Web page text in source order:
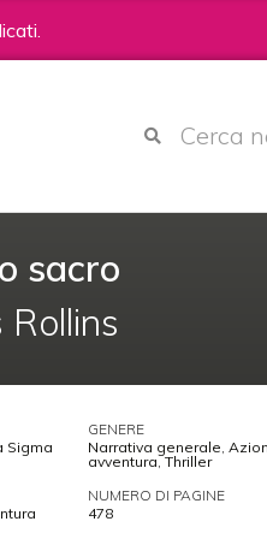
sacro
Rollins
Sigma
GENERE
Narrativa generale,
avventura,Thriller
NUMERO DI PAGINE
478